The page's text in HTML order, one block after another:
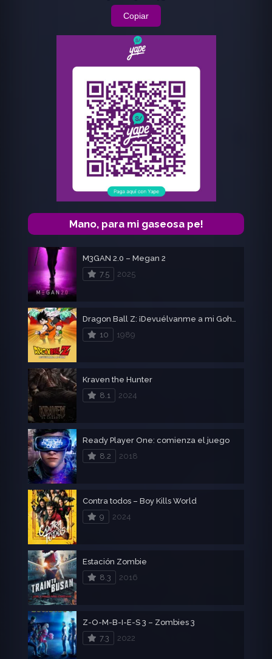
Copiar
Mano, para mi gaseosa pe!
M3GAN 2.0 – Megan 2
7.5
2025
Dragon Ball Z: ¡Devuélvanme a mi Gohan!
10
1989
Kraven the Hunter
8.1
2024
Ready Player One: comienza el juego
8.2
2018
Contra todos – Boy Kills World
9
2024
Estación Zombie
8.3
2016
Z-O-M-B-I-E-S 3 – Zombies 3
7.3
2022